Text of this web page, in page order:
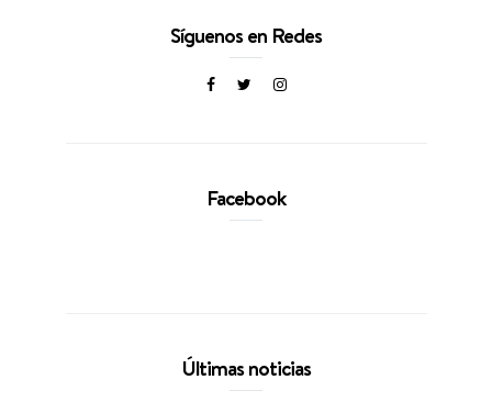
Síguenos en Redes
Facebook
Últimas noticias